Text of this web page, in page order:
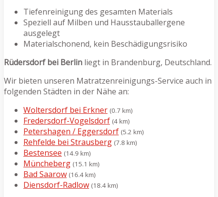
Tiefenreinigung des gesamten Materials
Speziell auf Milben und Hausstauballergene
ausgelegt
Materialschonend, kein Beschädigungsrisiko
Rüdersdorf bei Berlin liegt in Brandenburg, Deutschland.
Wir bieten unseren Matratzenreinigungs-Service auch in
folgenden Städten in der Nähe an:
Woltersdorf bei Erkner (0.7 km)
Fredersdorf-Vogelsdorf (4 km)
Petershagen / Eggersdorf (5.2 km)
Rehfelde bei Strausberg (7.8 km)
Bestensee (14.9 km)
Müncheberg (15.1 km)
Bad Saarow (16.4 km)
Diensdorf-Radlow (18.4 km)